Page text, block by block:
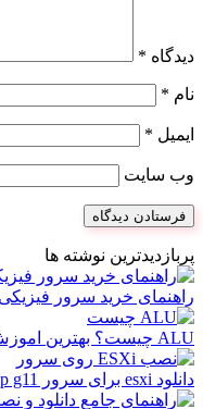
دیدگاه *
نام *
ایمیل *
وب‌ سایت
پربازدیدترین نوشته ها
راهنمای خرید سرور
ALU چیست؟ بهترین اموزش واحد محاسبه و منطق پردازنده
دانلود esxi برای سرور hp g11